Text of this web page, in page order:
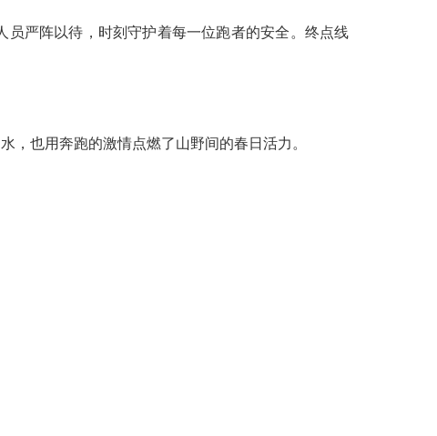
严阵以待，时刻守护着每一位跑者的安全。终点线
也用奔跑的激情点燃了山野间的春日活力。